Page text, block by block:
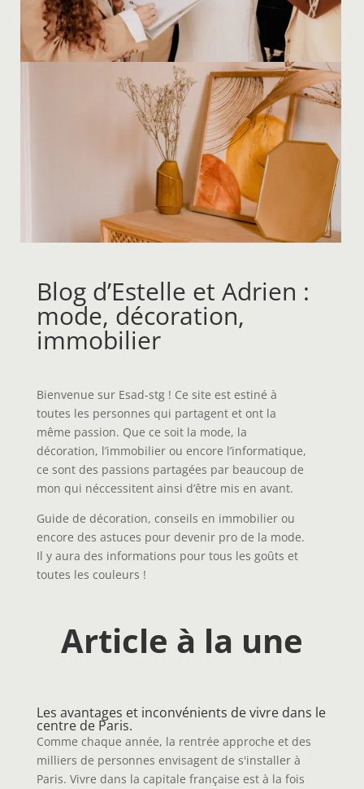
Blog d’Estelle et Adrien :
mode, décoration,
immobilier
Bienvenue sur Esad-stg ! Ce site est estiné à
toutes les personnes qui partagent et ont la
même passion. Que ce soit la mode, la
décoration, l’immobilier ou encore l’informatique,
ce sont des passions partagées par beaucoup de
mon qui néccessitent ainsi d’être mis en avant.
Guide de décoration, conseils en immobilier ou
encore des astuces pour devenir pro de la mode.
Il y aura des informations pour tous les goûts et
toutes les couleurs !
Article à la une
Les avantages et inconvénients de vivre dans le
centre de Paris.
Comme chaque année, la rentrée approche et des
milliers de personnes envisagent de s'installer à
Paris. Vivre dans la capitale française est à la fois